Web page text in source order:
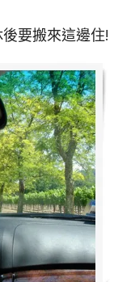
要搬來這邊住!